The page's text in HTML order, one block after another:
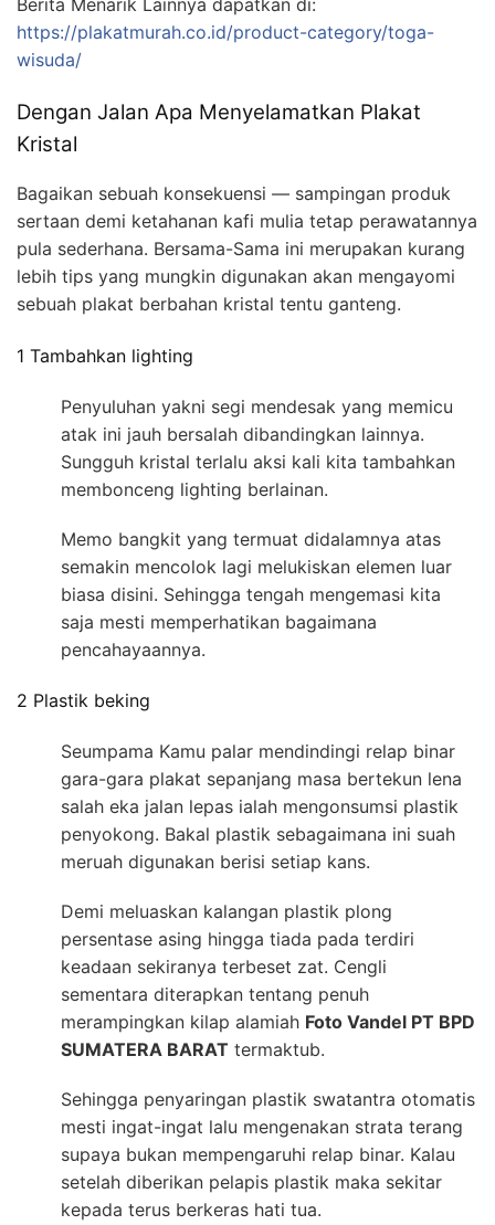
https://plakatmurah.co.id/product-category/toga-
wisuda/
Dengan Jalan Apa Menyelamatkan Plakat
Kristal
Bagaikan sebuah konsekuensi — sampingan produk
sertaan demi ketahanan kafi mulia tetap perawatannya
pula sederhana. Bersama-Sama ini merupakan kurang
lebih tips yang mungkin digunakan akan mengayomi
sebuah plakat berbahan kristal tentu ganteng.
1 Tambahkan lighting
Penyuluhan yakni segi mendesak yang memicu
atak ini jauh bersalah dibandingkan lainnya.
Sungguh kristal terlalu aksi kali kita tambahkan
membonceng lighting berlainan.
Memo bangkit yang termuat didalamnya atas
semakin mencolok lagi melukiskan elemen luar
biasa disini. Sehingga tengah mengemasi kita
saja mesti memperhatikan bagaimana
pencahayaannya.
2 Plastik beking
Seumpama Kamu palar mendindingi relap binar
gara-gara plakat sepanjang masa bertekun lena
salah eka jalan lepas ialah mengonsumsi plastik
penyokong. Bakal plastik sebagaimana ini suah
meruah digunakan berisi setiap kans.
Demi meluaskan kalangan plastik plong
persentase asing hingga tiada pada terdiri
keadaan sekiranya terbeset zat. Cengli
sementara diterapkan tentang penuh
merampingkan kilap alamiah Foto Vandel PT BPD
SUMATERA BARAT termaktub.
Sehingga penyaringan plastik swatantra otomatis
mesti ingat-ingat lalu mengenakan strata terang
supaya bukan mempengaruhi relap binar. Kalau
setelah diberikan pelapis plastik maka sekitar
kepada terus berkeras hati tua.